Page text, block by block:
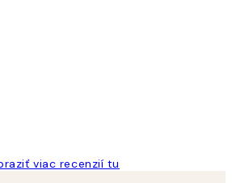
viac recenzií tu